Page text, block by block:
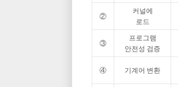
②
커널에
로드
③
프로그램
안전성 검증
④ 기계어 변환